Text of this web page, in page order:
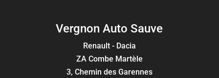
Vergnon Auto Sauve
Renault - Dacia
ZA Combe Martèle
3, Chemin des Garennes